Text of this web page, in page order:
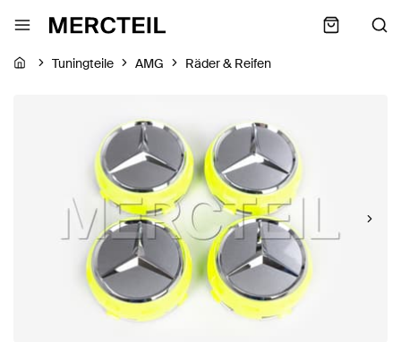
Tuningteile AMG Räder & Reifen